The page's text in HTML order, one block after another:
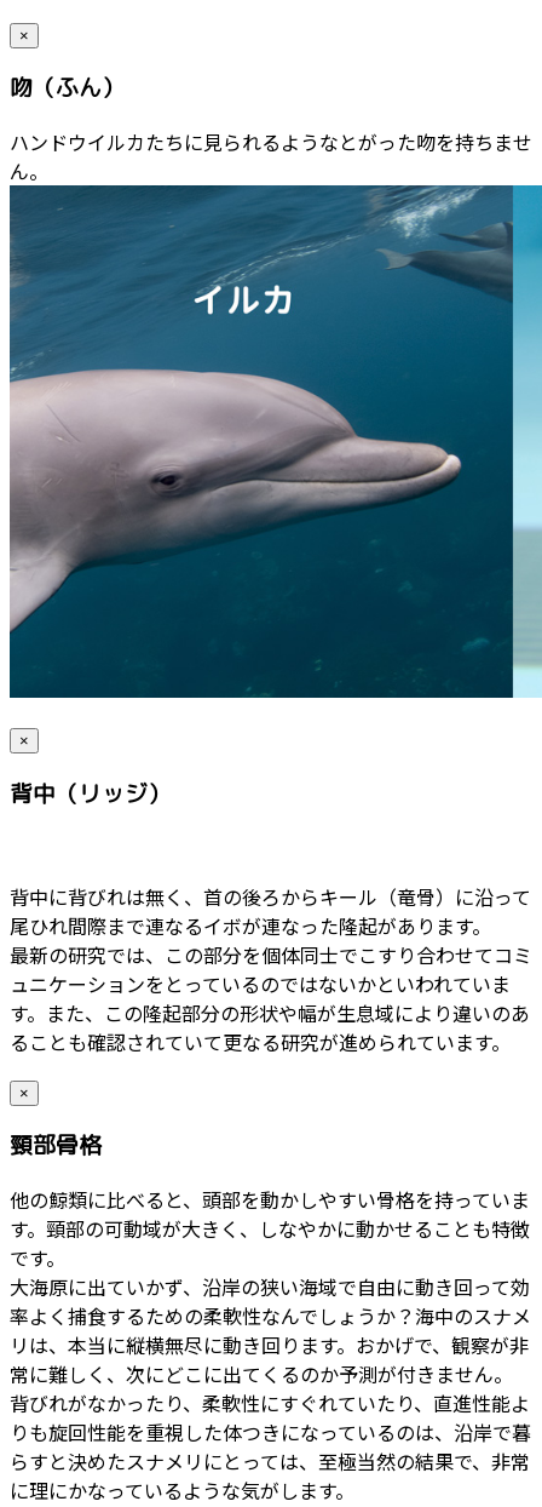
×
吻（ふん）
ハンドウイルカたちに見られるようなとがった吻を持ちませ
ん。
×
背中（リッジ）
背中に背びれは無く、首の後ろからキール（竜骨）に沿って
尾ひれ間際まで連なるイボが連なった隆起があります。
最新の研究では、この部分を個体同士でこすり合わせてコミ
ュニケーションをとっているのではないかといわれていま
す。また、この隆起部分の形状や幅が生息域により違いのあ
ることも確認されていて更なる研究が進められています。
×
頸部骨格
他の鯨類に比べると、頭部を動かしやすい骨格を持っていま
す。頸部の可動域が大きく、しなやかに動かせることも特徴
です。
大海原に出ていかず、沿岸の狭い海域で自由に動き回って効
率よく捕食するための柔軟性なんでしょうか？海中のスナメ
リは、本当に縦横無尽に動き回ります。おかげで、観察が非
常に難しく、次にどこに出てくるのか予測が付きません。
背びれがなかったり、柔軟性にすぐれていたり、直進性能よ
りも旋回性能を重視した体つきになっているのは、沿岸で暮
らすと決めたスナメリにとっては、至極当然の結果で、非常
に理にかなっているような気がします。